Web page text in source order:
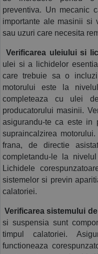
preventiva. Un mecanic
importante ale masinii si
sau uzuri care necesita
Verificarea uleiului si
ulei si a lichidelor
care trebuie sa o
motorului este la
completeaza cu ulei
producatorului masinii.
asigurandu-te ca este in
supraincalzirea
frana, de directie
completandu-le la
Lichidele
sistemelor si previn
calatoriei.
Verificarea sistemului
si suspensia sunt
timpul calatoriei.
functioneaza